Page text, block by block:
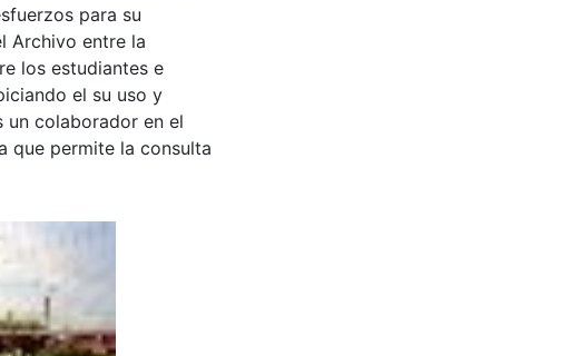
para su
Archivo entre la
los estudiantes e
el su uso y
un colaborador en el
que permite la consulta